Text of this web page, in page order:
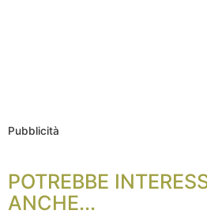
Pubblicità
POTREBBE
ANCHE...